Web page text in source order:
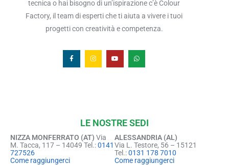
tecnica o hai bisogno di un’ispirazione c’è Colour
Factory, il team di esperti che ti aiuta a vivere i tuoi
progetti con creatività e competenza.
LE NOSTRE SEDI
NIZZA MONFERRATO (AT) Via
M. Tacca, 117 – 14049 Tel.:0141
727526
Come raggiungerci
ALESSANDRIA (AL)
Via L. Testore, 56 – 15121
Tel.:0131 178 7010
Come raggiungerci